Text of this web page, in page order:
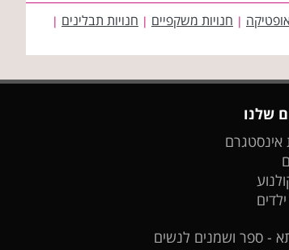
| חנויות משקפיים | חנויות תבלינים |
שלנו
אינסטגרם
- ספר ושמנים לנשים